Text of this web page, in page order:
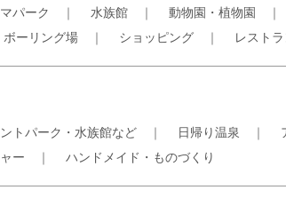
パーク ｜ 水族館 ｜ 動物園・植物園
ボーリング場 ｜ ショッピング ｜ レスト
トパーク・水族館など ｜ 日帰り温泉 ｜
ー ｜ ハンドメイド・ものづくり